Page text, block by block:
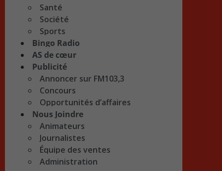
Santé
Société
Sports
Bingo Radio
AS de cœur
Publicité
Annoncer sur FM103,3
Concours
Opportunités d’affaires
Nous Joindre
Animateurs
Journalistes
Équipe des ventes
Administration